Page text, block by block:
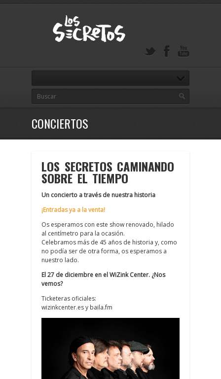
CONCIERTOS
LOS SECRETOS CAMINANDO
SOBRE EL TIEMPO
Un concierto a través de nuestra historia
¡Entradas ya a la venta!
Os esperamos con este show renovado, hilado
al centímetro para la ocasión.
Celebramos más de 45 años de historia y, como
no podía ser de otra forma, os esperamos a
nuestro lado.
El 27 de diciembre en el WiZink Center. ¿Nos
vemos?
Ticketeras oficiales:
wizinkcenter.es y baila.fm